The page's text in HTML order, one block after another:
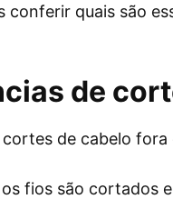
conferir quais são
de
cortes de cabelo
fios são cortados